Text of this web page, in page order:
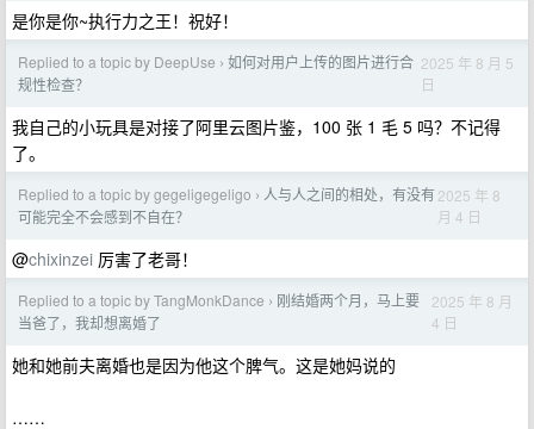
是你是你~执行力之王！祝好！
Replied to a topic by DeepUse › 如何对用户上传的图片进行合
规性检查？
2025 年 8 月 5
日
我自己的小玩具是对接了阿里云图片鉴，100 张 1 毛 5 吗？不记得
了。
Replied to a topic by gegeligegeligo › 人与人之间的相处，有没有
可能完全不会感到不自在？
2025 年 8
月 4 日
@chixinzei 厉害了老哥！
Replied to a topic by TangMonkDance › 刚结婚两个月，马上要
当爸了，我却想离婚了
2025 年 8 月
4 日
她和她前夫离婚也是因为他这个脾气。这是她妈说的
……